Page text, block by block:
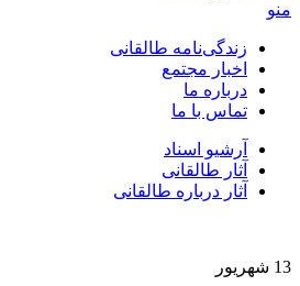
منو
زندگی‌نامه طالقانی
اخبار مجتمع
درباره ما
تماس با ما
آرشیو اسناد
آثار طالقانی
آثار درباره طالقانی
13 شهریور